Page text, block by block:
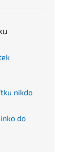
nikdo
do